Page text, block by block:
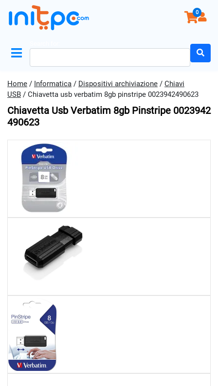
0
Home / Informatica / Dispositivi archiviazione / Chiavi
USB / Chiavetta usb verbatim 8gb pinstripe 0023942490623
Chiavetta Usb Verbatim 8gb Pinstripe 0023942
490623